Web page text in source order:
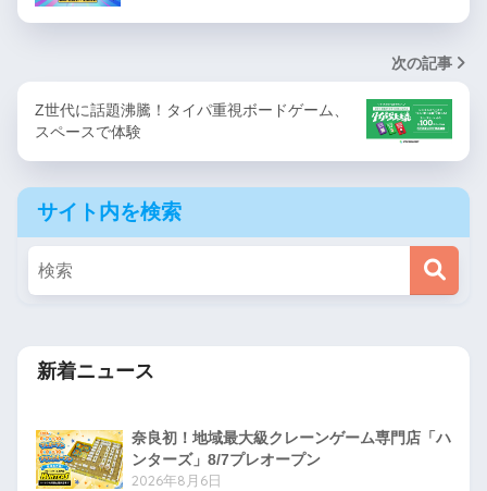
次の記事
Z世代に話題沸騰！タイパ重視ボードゲーム、
スペースで体験
サイト内を検索
新着ニュース
奈良初！地域最大級クレーンゲーム専門店「ハ
ンターズ」8/7プレオープン
2026年8月6日